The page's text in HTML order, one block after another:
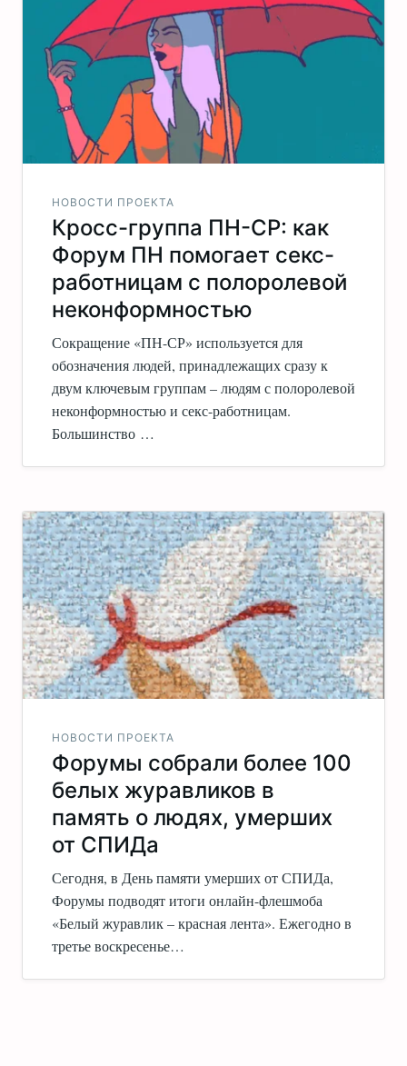
НОВОСТИ ПРОЕКТА
Кросс-группа ПН-CP: как
Форум ПН помогает секс-
работницам с полоролевой
неконформностью
Сокращение «ПН-СР» используется для
обозначения людей, принадлежащих сразу к
двум ключевым группам – людям с полоролевой
неконформностью и секс-работницам.
Большинство …
НОВОСТИ ПРОЕКТА
Форумы собрали более 100
белых журавликов в
память о людях, умерших
от СПИДа
Сегодня, в День памяти умерших от СПИДа,
Форумы подводят итоги онлайн-флешмоба
«Белый журавлик – красная лента». Ежегодно в
третье воскресенье…